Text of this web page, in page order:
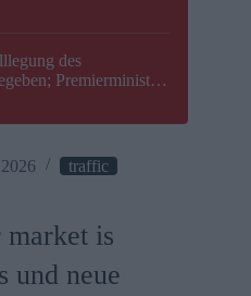
des
Premierminister
traffic
market is
und neue